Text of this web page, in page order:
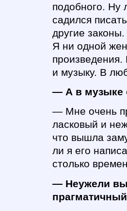
подобного. Ну
садился
другие
Я ни одной
и музыку. В
— А в музыке
— Мне очень
ласковый и
что вышла
ли я его
столько
— Неужели вы